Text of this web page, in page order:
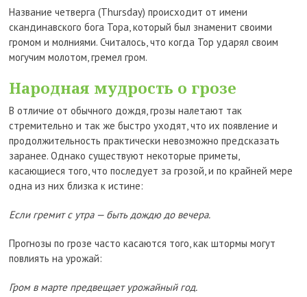
Название четверга (Thursday) происходит от имени
скандинавского бога Тора, который был знаменит своими
громом и молниями. Считалось, что когда Тор ударял своим
могучим молотом, гремел гром.
Народная мудрость о грозе
В отличие от обычного дождя, грозы налетают так
стремительно и так же быстро уходят, что их появление и
продолжительность практически невозможно предсказать
заранее. Однако существуют некоторые приметы,
касающиеся того, что последует за грозой, и по крайней мере
одна из них близка к истине:
Если гремит с утра — быть дождю до вечера.
Прогнозы по грозе часто касаются того, как штормы могут
повлиять на урожай:
Гром в марте предвещает урожайный год.